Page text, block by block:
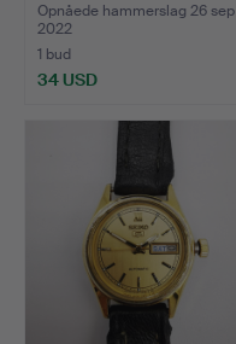
Opnåede hammerslag 26 sep
2022
1 bud
34 USD